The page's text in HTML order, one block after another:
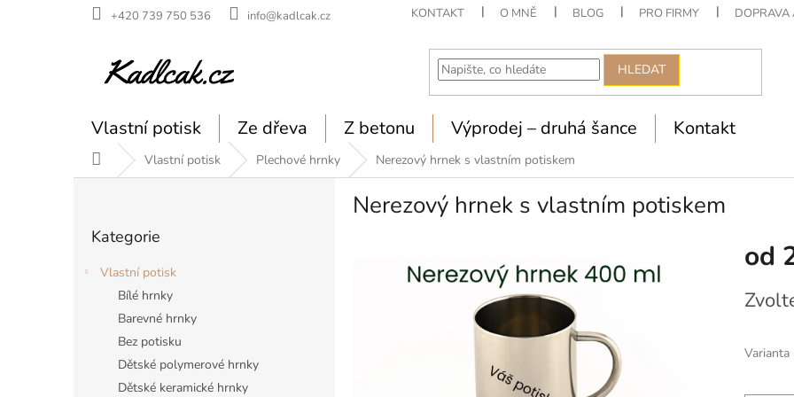
+420 739 750 536 info@kadlcak.cz KONTAKT O MNĚ BLOG PRO FIRMY DOPRAVA
HLEDAT
Vlastní potisk Ze dřeva Z betonu Výprodej – druhá šance Kontakt
Domů Vlastní potisk Plechové hrnky Nerezový hrnek s vlastním potiskem
kategorie
Kategorie
Vlastní potisk
Bílé hrnky
Barevné hrnky
Bez potisku
Dětské polymerové hrnky
Dětské keramické hrnky
Nerezový hrnek s vlastním potiskem
od
cena:
Varianta